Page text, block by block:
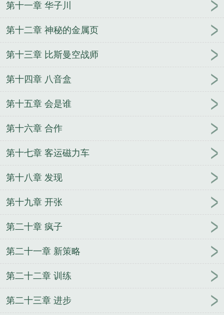
第十一章 华子川
第十二章 神秘的金属页
第十三章 比斯曼空战师
第十四章 八音盒
第十五章 会是谁
第十六章 合作
第十七章 客运磁力车
第十八章 发现
第十九章 开张
第二十章 疯子
第二十一章 新策略
第二十二章 训练
第二十三章 进步